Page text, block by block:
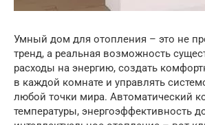
Умный дом для отопления – это не
тренд, а реальная возможность
расходы на энергию, создать
в каждой комнате и управлять
любой точки мира. Автоматический
температуры, энергоэффективность